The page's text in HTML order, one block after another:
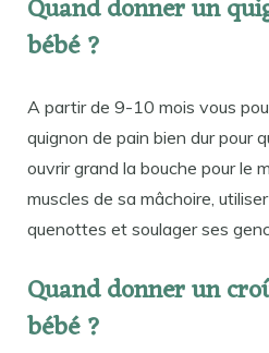
Quand donner un
bébé ?
A partir de 9-10 mois vous
quignon de pain bien dur pour
ouvrir grand la bouche pour le
muscles de sa mâchoire,
quenottes et soulager ses
Quand donner un
bébé ?